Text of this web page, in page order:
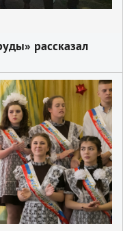
рассказал